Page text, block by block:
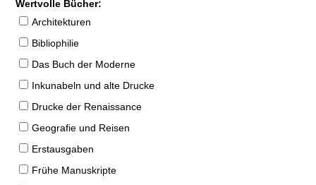
Wertvolle Bücher:
Architekturen
Bibliophilie
Das Buch der Moderne
Inkunabeln und alte Drucke
Drucke der Renaissance
Geografie und Reisen
Erstausgaben
Frühe Manuskripte